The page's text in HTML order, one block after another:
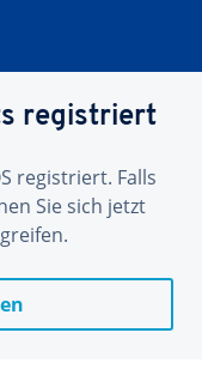
registriert
registriert. Falls
Sie sich jetzt